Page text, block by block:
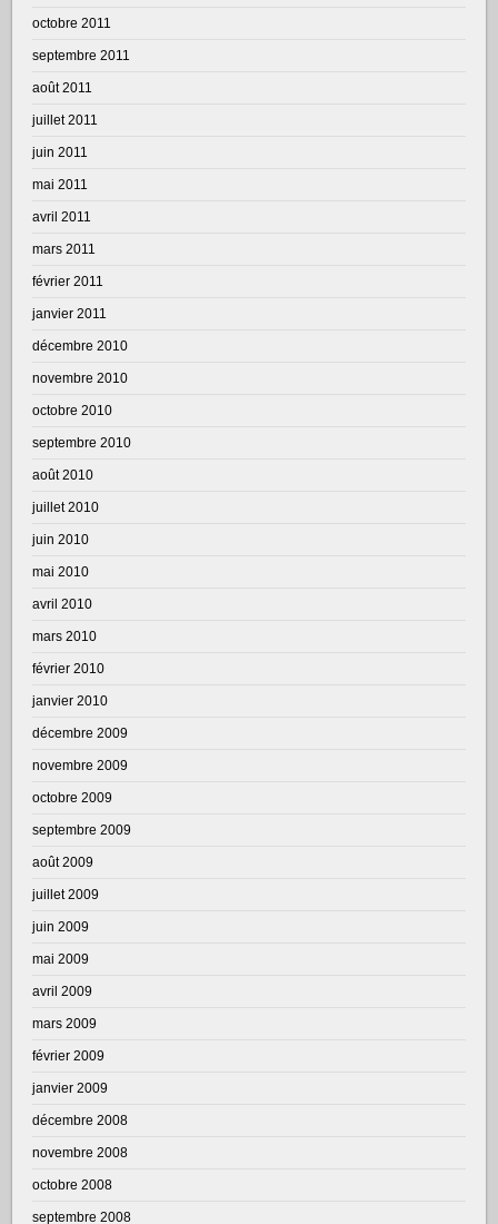
octobre 2011
septembre 2011
août 2011
juillet 2011
juin 2011
mai 2011
avril 2011
mars 2011
février 2011
janvier 2011
décembre 2010
novembre 2010
octobre 2010
septembre 2010
août 2010
juillet 2010
juin 2010
mai 2010
avril 2010
mars 2010
février 2010
janvier 2010
décembre 2009
novembre 2009
octobre 2009
septembre 2009
août 2009
juillet 2009
juin 2009
mai 2009
avril 2009
mars 2009
février 2009
janvier 2009
décembre 2008
novembre 2008
octobre 2008
septembre 2008